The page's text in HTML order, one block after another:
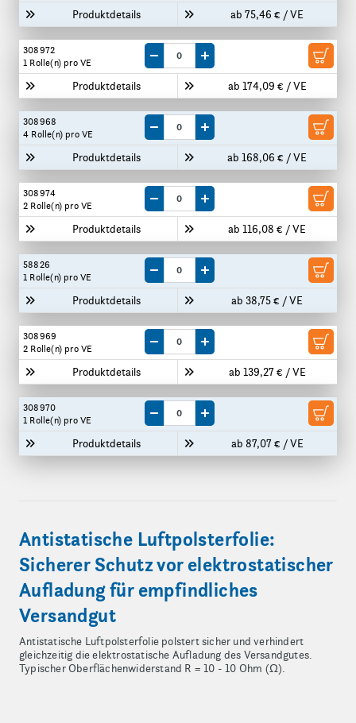
Produktdetails ab 75,46 € / VE
308972
1 Rolle(n) pro VE
Produktdetails ab 174,09 € / VE
Menge um eine VE reduzieren
Menge um eine VE erhöhen
308968
4 Rolle(n) pro VE
Produktdetails ab 168,06 € / VE
Menge um eine VE reduzieren
Menge um eine VE erhöhen
308974
2 Rolle(n) pro VE
Produktdetails ab 116,08 € / VE
Menge um eine VE reduzieren
Menge um eine VE erhöhen
58826
1 Rolle(n) pro VE
Produktdetails ab 38,75 € / VE
Menge um eine VE reduzieren
Menge um eine VE erhöhen
308969
2 Rolle(n) pro VE
Produktdetails ab 139,27 € / VE
Menge um eine VE reduzieren
Menge um eine VE erhöhen
308970
1 Rolle(n) pro VE
Produktdetails ab 87,07 € / VE
Menge um eine VE reduzieren
Menge um eine VE erhöhen
Antistatische Luftpolsterfolie:
Sicherer Schutz vor elektrostatischer
Aufladung für empfindliches
Versandgut
Antistatische Luftpolsterfolie polstert sicher und verhindert
gleichzeitig die elektrostatische Aufladung des Versandgutes.
Typischer Oberflächenwiderstand R = 10 - 10 Ohm (Ω).